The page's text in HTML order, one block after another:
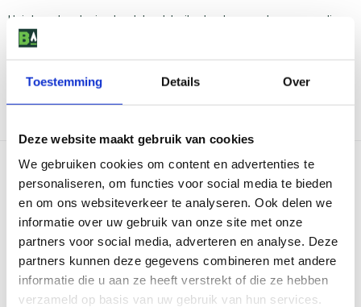
Toestemming Details Over
Deze website maakt gebruik van cookies
We gebruiken cookies om content en advertenties te
personaliseren, om functies voor social media te bieden
en om ons websiteverkeer te analyseren. Ook delen we
informatie over uw gebruik van onze site met onze
partners voor social media, adverteren en analyse. Deze
partners kunnen deze gegevens combineren met andere
informatie die u aan ze heeft verstrekt of die ze hebben
verzameld op basis van uw gebruik van hun services.
Unieke retro design houtskool-buitenkeuken van hoogwaardige
kwaliteit voorzien van twee stevige zijtafels en handige in hoogte
verstelbare houtskool tray. Middels de klepopening aan de
het barbecueën houtskool en/of briketten bij te vullen. In een
iedere tuin!
Bekijk dit product in onze winkels
Amsterdam
Breda
Den Bosch
Doetinchem
Duiven
Eindhoven
Groningen
Naarden
Utrecht